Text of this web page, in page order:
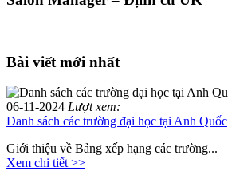
Bài viết mới nhất
06-11-2024 Lượt xem:
Danh sách các trường đại học tại Anh Quốc
Giới thiệu về Bảng xếp hạng các trường...
Xem chi tiết >>